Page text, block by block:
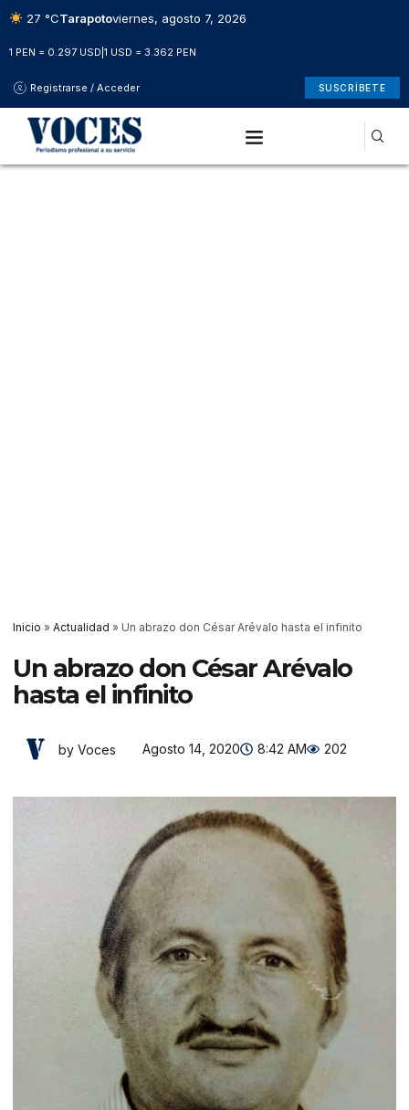
27 °CTarapotoviernes, agosto 7, 2026
1 PEN = 0.297 USD 1 USD = 3.362 PEN
Registrarse / Acceder SUSCRÍBETE
Inicio » Actualidad » Un abrazo don César Arévalo hasta el infinito
Un abrazo don César Arévalo
hasta el infinito
by Voces Agosto 14, 2020 8:42 AM 202